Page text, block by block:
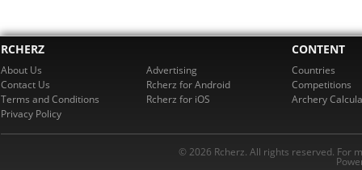
RCHERZ
About Us
Contact Us
Terms and Conditions
Privacy Policy
Advertising
Rcherz for Android
Rcherz for iOS
CONTENT
Countries
Competitions
Archery
© 2026 Rcherz. All rights reserved. For